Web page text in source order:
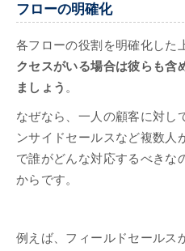
フローの明確化
各フローの役割を明確化した
クセスがいる場合は彼らも含
ましょう 。
なぜなら、一人の顧客に対し
ンサイドセールスなど複数人
で誰がどんな対応するべきな
からです。
例えば、フィールドセールス